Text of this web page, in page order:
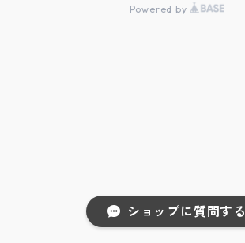
Powered by
ショップに質問する